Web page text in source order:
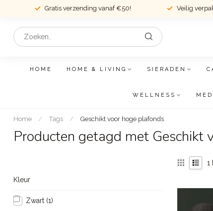
Gratis verzending vanaf €50! Veilig
HOME HOME & LIVING SIERADEN
WELLNESS
Home / Tags / Geschikt voor hoge plafonds
Producten getagd met Geschikt
Kleur
Zwart (1)
1